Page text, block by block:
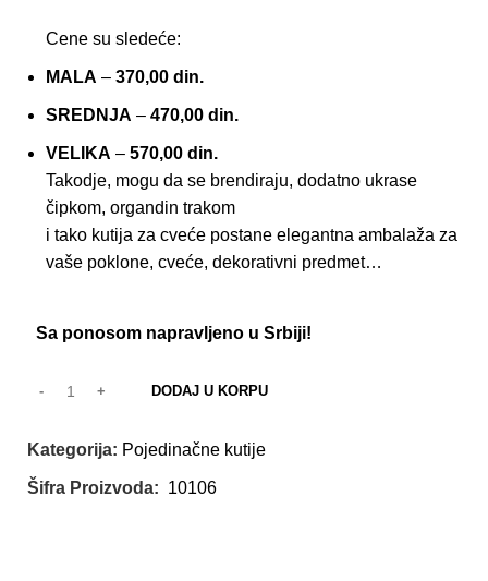
Cene su sledeće:
MALA – 370,00 din.
SREDNJA – 470,00 din.
VELIKA – 570,00 din.
Takodje, mogu da se brendiraju, dodatno ukrase
čipkom, organdin trakom
i tako kutija za cveće postane elegantna ambalaža za
vaše poklone, cveće, dekorativni predmet…
Sa ponosom napravljeno u Srbiji!
DODAJ U KORPU
Kategorija: Pojedinačne kutije
Šifra Proizvoda: 10106